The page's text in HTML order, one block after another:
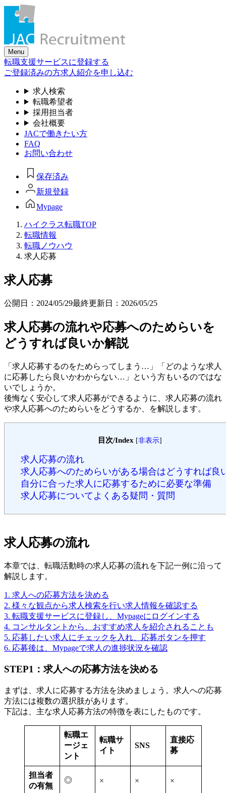
Skip
content
Menu
転職支援サービスに登録する
ご登録済みの方求人紹介を申し込む
求人検索
転職希望者
採用担当者
会社概要
JACで働きたい方
FAQ
お問い合わせ
保存済み
新規登録
Mypage
ハイクラス転職TOP
転職情報
転職ノウハウ
求人応募
求人応募
公開日： 2024/05/29最終更新日： 2026/05/25
求人応募の流れや応募へのためらいを
どうすれば良いか解説
「求人応募するのをためらってしまう…」「どのような求人
に応募したら良いかわからない…」という方もいるのではな
いでしょうか。
後悔なく安心して求人応募ができるように、求人応募の流れ
や求人応募へのためらいをどうするか、を解説します。
目次/Index [非表示]
求人応募の流れ
求人応募へのためらいがある場合はどうすれば良
自分に合った求人に応募するために必要な準備
求人応募についてよくある疑問・質問
求人応募の流れ
本章では、転職活動時の求人応募の流れを下記一例に沿って
解説します。
1. 求人への応募方法を決める
2. 様々な観点から求人検索を行い求人情報を確認する
3. 転職支援サービスに登録し、Mypageにログインする
4. コンサルタントから、おすすめ求人を紹介されることも
5. 応募したい求人にチェックを入れ、応募ボタンを押す
6. 応募後は、Mypageで求人の進捗状況を確認
STEP1：求人への応募方法を決める
まずは、求人に応募する方法を決めましょう。求人への応募
方法には複数の選択肢があります。
下記は、主な求人応募方法の特徴を表にしたものです。
転職エ
ージェ
ント
転職サ
イト
SNS
直接応
募
担当者
の有無
◎ × × ×